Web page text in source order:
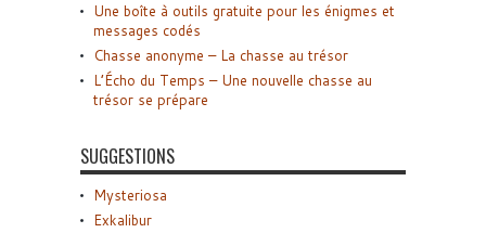
Une boîte à outils gratuite pour les énigmes et
messages codés
Chasse anonyme – La chasse au trésor
L’Écho du Temps – Une nouvelle chasse au
trésor se prépare
SUGGESTIONS
Mysteriosa
Exkalibur